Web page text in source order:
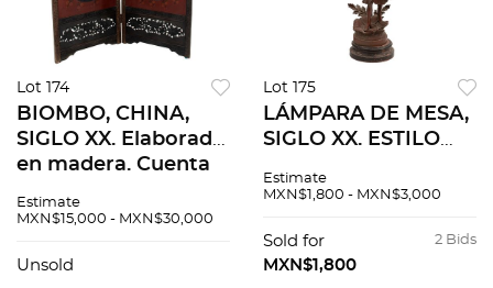
Lot 174
BIOMBO, CHINA,
SIGLO XX. Elaborado
en madera. Cuenta
madera,
hueso y madre perla.
Estimate
MXN$15,000 - MXN$30,000
Unsold
Lot 175
LÁMPARA DE MESA,
SIGLO XX. ESTILO
Elaborada en
Fuste a manera de
dama y pantalla
Estimate
MXN$1,800 - MXN$3,000
2 Bids
Sold for
MXN$1,800